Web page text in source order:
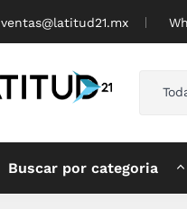
ventas@latitud21.mx
Buscar por categoria